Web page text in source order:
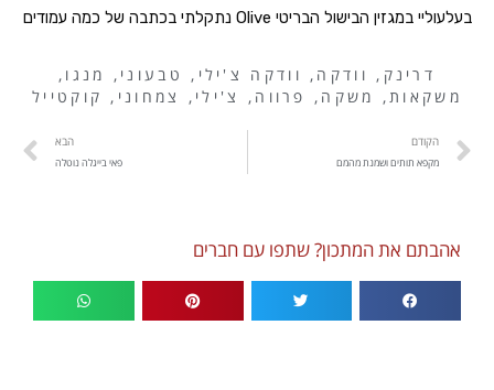
בעלעוליי במגזין הבישול הבריטי Olive נתקלתי בכתבה של כמה עמודים
דרינק , וודקה , וודקה צ'ילי , טבעוני , מנגו ,
משקאות, משקה , פרווה , צ'ילי , צמחוני , קוקטייל
הקודם
מקפא תותים ושמנת מהמם
הבא
פאי בייגלה נוטלה
אהבתם את המתכון? שתפו עם חברים